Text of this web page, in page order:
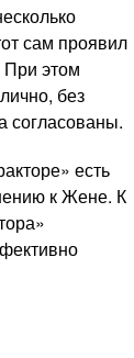
сам проявил
При этом
без
согласованы.
есть
к Жене. К